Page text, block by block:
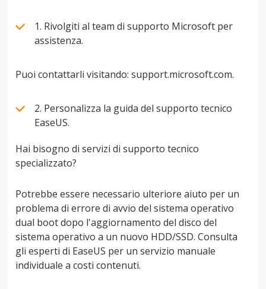
1. Rivolgiti al team di supporto Microsoft per
assistenza.
Puoi contattarli visitando: support.microsoft.com.
2. Personalizza la guida del supporto tecnico
EaseUS.
Hai bisogno di servizi di supporto tecnico
specializzato?
Potrebbe essere necessario ulteriore aiuto per un
problema di errore di avvio del sistema operativo
dual boot dopo l'aggiornamento del disco del
sistema operativo a un nuovo HDD/SSD. Consulta
gli esperti di EaseUS per un servizio manuale
individuale a costi contenuti.